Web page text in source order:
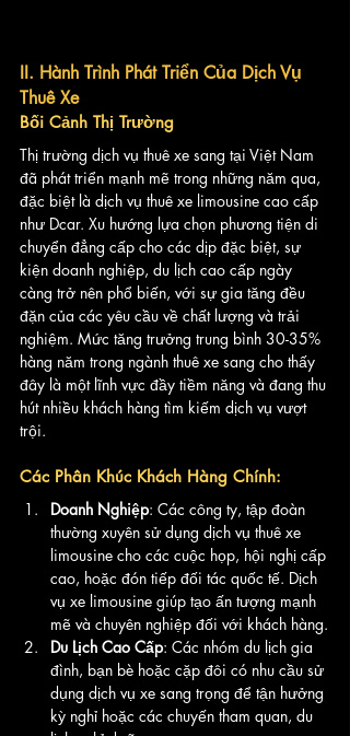
II. Hành Trình Phát Triển Của Dịch Vụ
Thuê Xe
Bối Cảnh Thị Trường
Thị trường dịch vụ thuê xe sang tại Việt Nam
đã phát triển mạnh mẽ trong những năm qua,
đặc biệt là dịch vụ thuê xe limousine cao cấp
như Dcar. Xu hướng lựa chọn phương tiện di
chuyển đẳng cấp cho các dịp đặc biệt, sự
kiện doanh nghiệp, du lịch cao cấp ngày
càng trở nên phổ biến, với sự gia tăng đều
đặn của các yêu cầu về chất lượng và trải
nghiệm. Mức tăng trưởng trung bình 30-35%
hàng năm trong ngành thuê xe sang cho thấy
đây là một lĩnh vực đầy tiềm năng và đang thu
hút nhiều khách hàng tìm kiếm dịch vụ vượt
trội.
Các Phân Khúc Khách Hàng Chính:
Doanh Nghiệp: Các công ty, tập đoàn
thường xuyên sử dụng dịch vụ thuê xe
limousine cho các cuộc họp, hội nghị cấp
cao, hoặc đón tiếp đối tác quốc tế. Dịch
vụ xe limousine giúp tạo ấn tượng mạnh
mẽ và chuyên nghiệp đối với khách hàng.
Du Lịch Cao Cấp: Các nhóm du lịch gia
đình, bạn bè hoặc cặp đôi có nhu cầu sử
dụng dịch vụ xe sang trọng để tận hưởng
kỳ nghỉ hoặc các chuyến tham quan, du